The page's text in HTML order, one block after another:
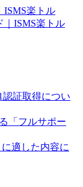
ISMS楽トル
認証取得につい
「フルサポー
に適した内容に